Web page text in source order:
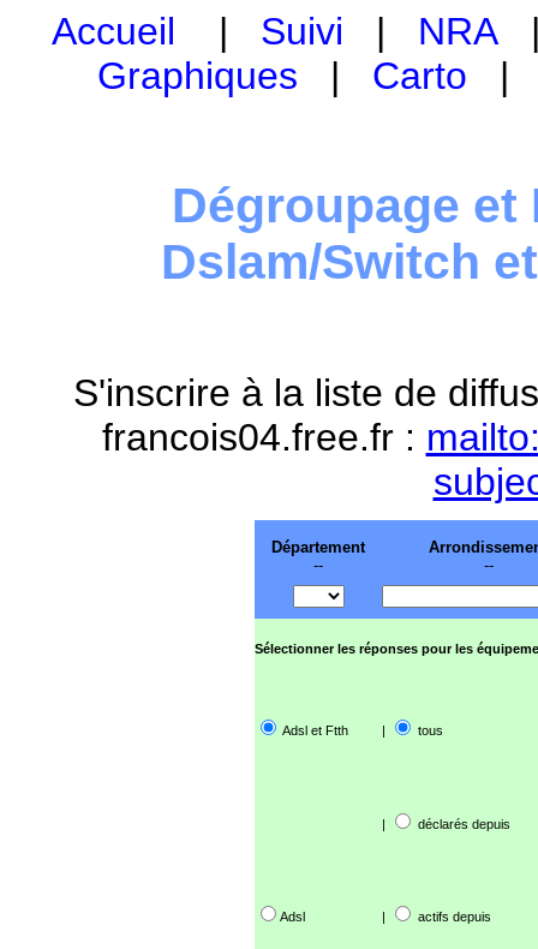
Accueil | Suivi | NRA
Graphiques | Carto
Dégroupage et
Dslam/Switch
S'inscrire à la liste de
francois04.free.fr :
Département
--
--
Sélectionner les réponses pour les
Adsl et Ftth | tous
| déclarés depuis
Adsl | actifs depuis